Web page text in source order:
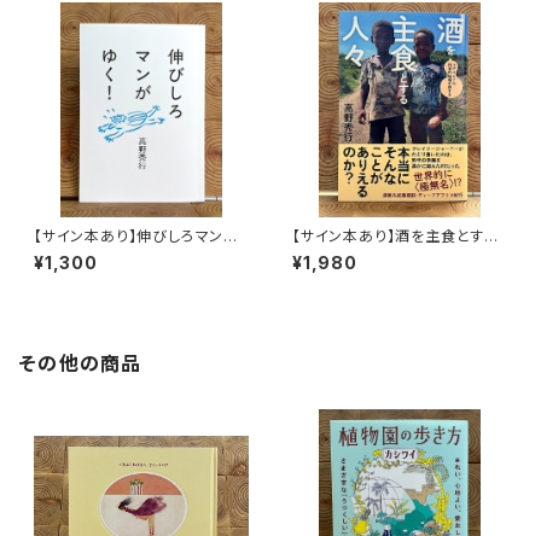
【サイン本あり】伸びしろマンが
ゆく！
¥1,300
【サイン本あり】酒を主食とする
人々 エチオピアの科学的秘境
を旅する
¥1,980
その他の商品